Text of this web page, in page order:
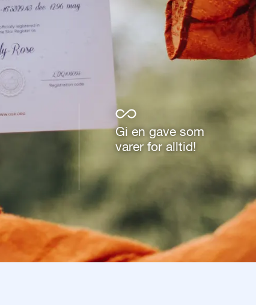
Gi en gave som
varer for alltid!